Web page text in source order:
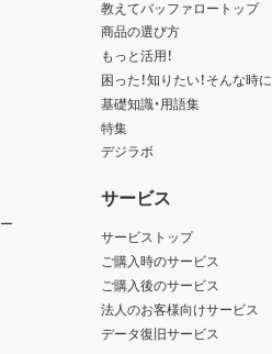
教えてバッファロートップ
商品の選び方
もっと活用！
困った！知りたい！そんな時に
基礎知識・用語集
特集
デジラボ
サービス
サービストップ
ご購入時のサービス
ご購入後のサービス
法人のお客様向けサービス
データ復旧サービス